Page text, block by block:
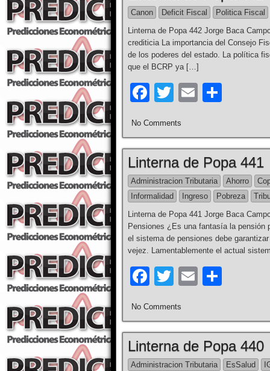
Canon Deficit Fiscal
Politica Fiscal
Linterna de Popa 442 Jorge Baca
crediticia La importancia del Consejo
de los poderes del estado. La política
que el BCRP ya […]
F
c
e
b
o
o
k
T
tt
er
E
e
No Comments
Linterna de Popa 441
Administracion Tributaria Ahorro
Informalidad
Ingreso Pobreza
Linterna de Popa 441 Jorge Baca
Pensiones ¿Es una fantasía la pensión
el sistema de pensiones debe
vejez. Lamentablemente el actual
F
c
e
b
T
tt
er
E
e
No Comments
Linterna de Popa 440
Administracion Tributaria EsSalud